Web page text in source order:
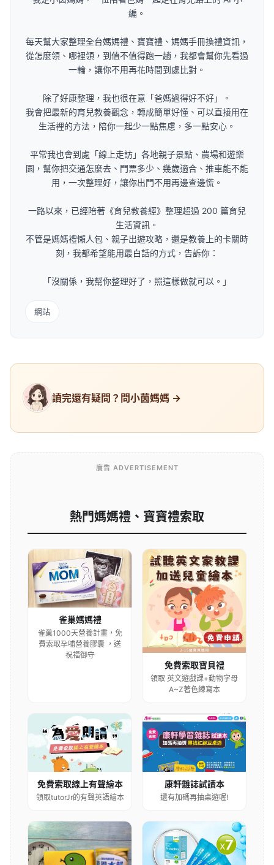
編。
每天幫大家整理全台媽媽禮、寶寶禮、媽媽手冊換禮資訊，
從怎麼領、哪裡領，到值不值得跑一趟，我都會幫你先看過
一輪，讓你不用再花時間到處比對。
除了好康整理，我也很在意「爸媽過得好不好」。
我會把最新的育兒教養觀念，轉成簡單好懂、可以直接用在
生活裡的方法，陪你一起少一點焦慮，多一點安心。
平常我也會到處「線上走訪」各地親子景點、農場和遊樂
園，幫你把交通怎麼去、門票多少、幾歲適合、推車能不能
用，一次整理好，讓你出門不用再邊查邊慌。
一路以來，已經陪著《育兒教養經》整理超過 200 篇育兒
生活資訊。
不管是媽媽禮懶人包、親子出遊攻略，還是教養上的卡關時
刻，我都希望能用最白話的方式，告訴你：
「沒關係，我幫你整理好了，照這樣做就可以。」
網站
讀完還有疑問？問小茵媽媽 →
廣告 ADVERTISEMENT
熱門媽媽禮、寶寶禮索取
雀巢媽媽禮
雀巢1000天營養計畫，免
費索取孕哺營養膠囊 ，送
祝福御守
免費索取寶貝禮
領取 英文遊戲課+動物字母
A~Z著色練寫本
免費索取線上有聲繪本
領取tutorJr的有聲英語繪本
康軒雜誌試讀本
還有加碼再抽桌遊喔!